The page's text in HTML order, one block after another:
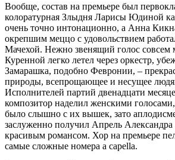
Вообще, состав на премьере был
колоратурная Злыдня Ларисы Юдиной
очень точно интонационно, а Анна
окрепшим меццо с удовольствием
Мачехой. Нежно звенящий голос совсем
Куренной легко летел через оркестр,
Замарашка, подобно Февронии, –
природы, всепрощающее и несущее
Исполнителей партий двенадцати
композитор наделил женскими
было слышно с их вышек, зато
заслуженно получил Апрель
красивым романсом. Хор на премьере
самые сложные номера a capella.